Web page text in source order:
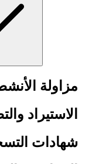
مزاولة
الاستيراد
شهادات